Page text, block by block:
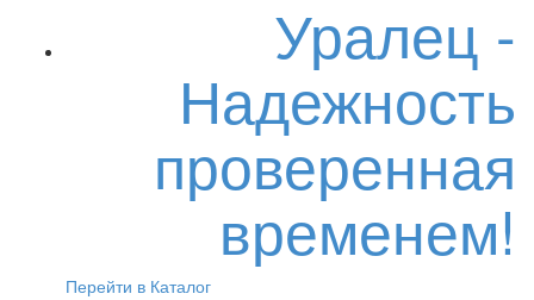
Уралец -
Надежность
проверенная
временем!
Перейти в Каталог